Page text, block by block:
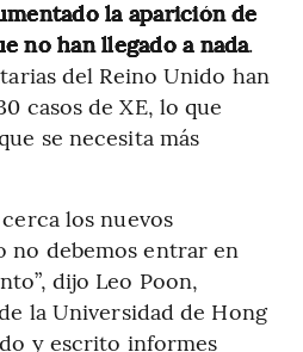
la aparición de
no han llegado a nada.
del Reino Unido han
casos de XE, lo que
se necesita más
los nuevos
no debemos entrar en
dijo Leo Poon,
la Universidad de Hong
y escrito informes